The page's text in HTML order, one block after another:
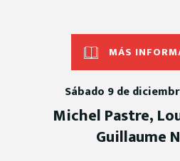
MÁS
Sábado 9 de
Michel Pastre,
Guillaume